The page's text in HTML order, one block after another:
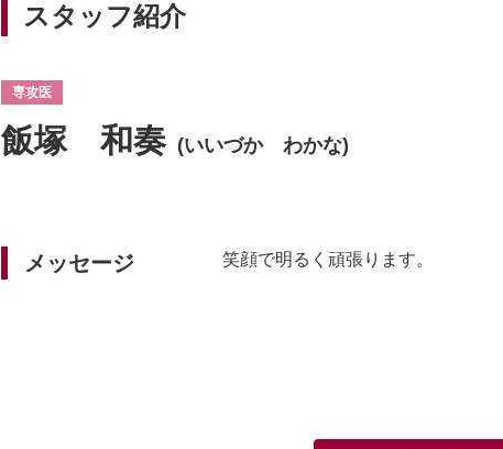
スタッフ紹介
専攻医
飯塚 和奏 (いいづか わかな)
メッセージ 笑顔で明るく頑張ります。